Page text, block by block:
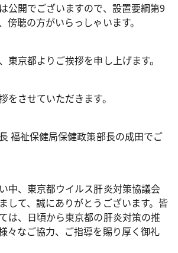
公開でございますので、設置要綱第9
傍聴の方がいらっしゃいます。
東京都よりご挨拶を申し上げます。
をさせていただきます。
福祉保健局保健政策部長の成田でご
中、東京都ウイルス肝炎対策協議会
して、誠にありがとうございます。皆
は、日頃から東京都の肝炎対策の推
々なご協力、ご指導を賜り厚く御礼